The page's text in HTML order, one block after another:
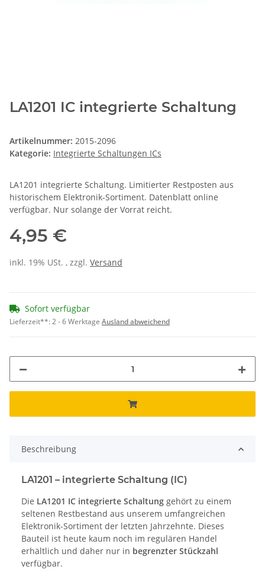
LA1201 IC integrierte Schaltung
Artikelnummer: 2015-2096
Kategorie: Integrierte Schaltungen ICs
LA1201 integrierte Schaltung. Limitierter Restposten aus
historischem Elektronik-Sortiment. Datenblatt online
verfügbar. Nur solange der Vorrat reicht.
4,95 €
inkl. 19% USt. , zzgl. Versand
Sofort verfügbar
Lieferzeit**:2 - 6 Werktage Ausland abweichend
Beschreibung
LA1201 – integrierte Schaltung (IC)
Die LA1201 IC integrierte Schaltung gehört zu einem
seltenen Restbestand aus unserem umfangreichen
Elektronik-Sortiment der letzten Jahrzehnte. Dieses
Bauteil ist heute kaum noch im regulären Handel
erhältlich und daher nur in begrenzter Stückzahl
verfügbar.